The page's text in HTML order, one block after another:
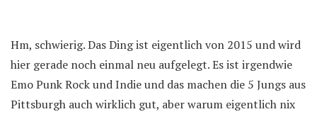
Hm, schwierig. Das Ding ist eigentlich von 2015 und wird
hier gerade noch einmal neu aufgelegt. Es ist irgendwie
Emo Punk Rock und Indie und das machen die 5 Jungs aus
Pittsburgh auch wirklich gut, aber warum eigentlich nix